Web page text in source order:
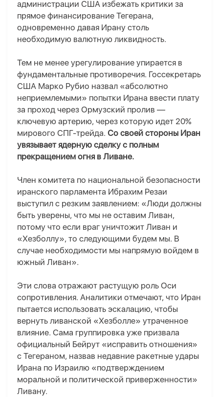
администрации США избежать критики за
прямое финансирование Тегерана,
одновременно давая Ирану столь
необходимую валютную ликвидность.
Тем не менее урегулирование упирается в
фундаментальные противоречия. Госсекретарь
США Марко Рубио назвал «абсолютно
неприемлемыми» попытки Ирана ввести плату
за проход через Ормузский пролив —
ключевую артерию, через которую идет 20%
мирового СПГ-трейда. Со своей стороны Иран
увязывает ядерную сделку с полным
прекращением огня в Ливане.
Член комитета по национальной безопасности
иранского парламента Ибрахим Резаи
выступил с резким заявлением: «Люди должны
быть уверены, что мы не оставим Ливан,
потому что если враг уничтожит Ливан и
«Хезболлу», то следующими будем мы. В
случае необходимости мы напрямую войдем в
южный Ливан».
Эти слова отражают растущую роль Оси
сопротивления. Аналитики отмечают, что Иран
пытается использовать эскалацию, чтобы
вернуть ливанской «Хезболле» утраченное
влияние. Сама группировка уже призвала
официальный Бейрут «исправить отношения»
с Тегераном, назвав недавние ракетные удары
Ирана по Израилю «подтверждением
моральной и политической приверженности»
Ливану.